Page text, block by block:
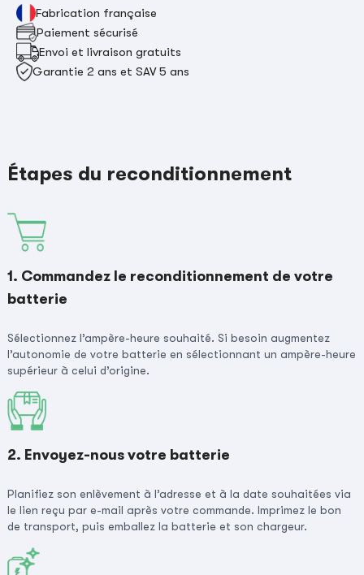
Fabrication française
Paiement sécurisé
Envoi et livraison gratuits
Garantie 2 ans et SAV 5 ans
Étapes du reconditionnement
1. Commandez le reconditionnement de votre
batterie
Sélectionnez l’ampère-heure souhaité. Si besoin augmentez
l’autonomie de votre batterie en sélectionnant un ampère-heure
supérieur à celui d’origine.
2. Envoyez-nous votre batterie
Planifiez son enlèvement à l’adresse et à la date souhaitées via
le lien reçu par e-mail après votre commande. Imprimez le bon
de transport, puis emballez la batterie et son chargeur.